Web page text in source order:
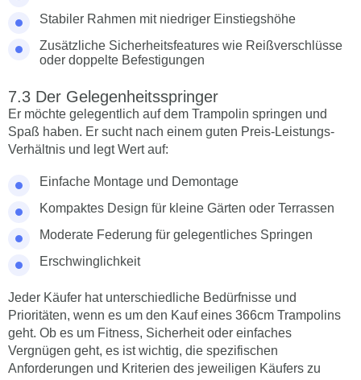
Stabiler Rahmen mit niedriger Einstiegshöhe
Zusätzliche Sicherheitsfeatures wie Reißverschlüsse
oder doppelte Befestigungen
Der Gelegenheitsspringer
Er möchte gelegentlich auf dem Trampolin springen und
Spaß haben. Er sucht nach einem guten Preis-Leistungs-
Verhältnis und legt Wert auf:
Einfache Montage und Demontage
Kompaktes Design für kleine Gärten oder Terrassen
Moderate Federung für gelegentliches Springen
Erschwinglichkeit
Jeder Käufer hat unterschiedliche Bedürfnisse und
Prioritäten, wenn es um den Kauf eines 366cm Trampolins
geht. Ob es um Fitness, Sicherheit oder einfaches
Vergnügen geht, es ist wichtig, die spezifischen
Anforderungen und Kriterien des jeweiligen Käufers zu